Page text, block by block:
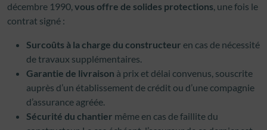
décembre 1990, vous offre de solides protections, une fois le
contrat signé :
Surcoûts à la charge du constructeur en cas de nécessité
de travaux supplémentaires.
Garantie de livraison à prix et délai convenus, souscrite
auprès d’un établissement de crédit ou d’une compagnie
d’assurance agréée.
Sécurité du chantier même en cas de faillite du